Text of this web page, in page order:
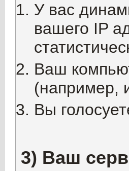
У вас
вашего IP
Ваш
(например,
Вы
3) Ваш